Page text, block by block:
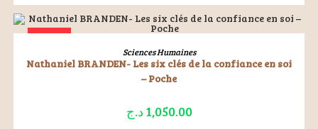
LIRE LA SUITE
Sciences Humaines
Nathaniel BRANDEN- Les six clés de la confiance en soi
– Poche
1,050.00 د.ج